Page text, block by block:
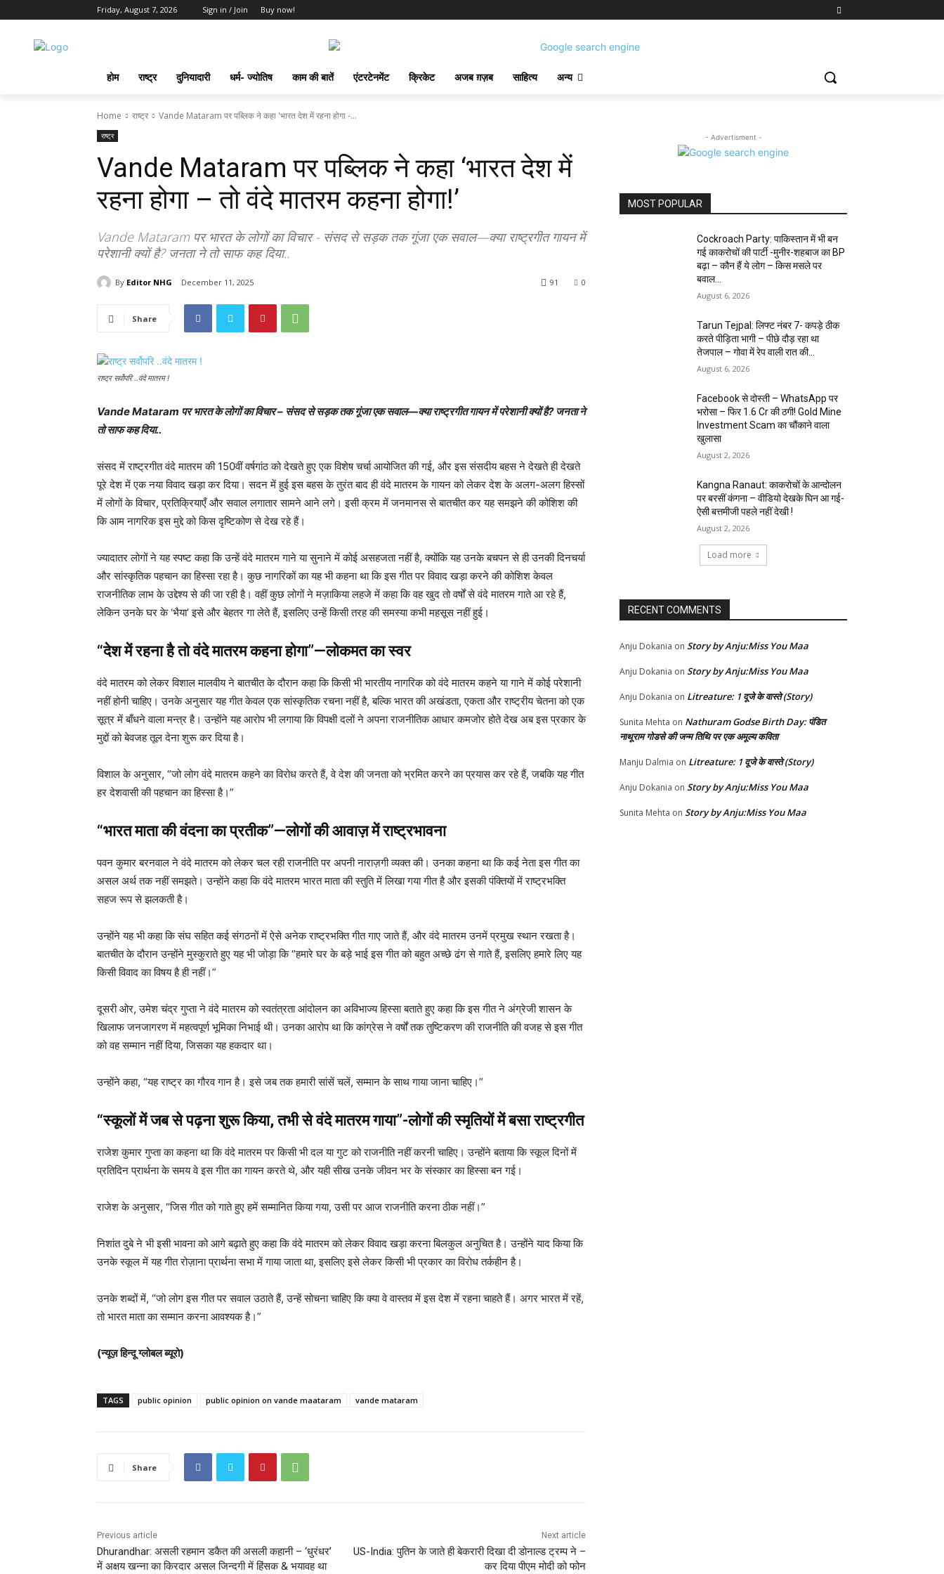
Friday, August 7, 2026 Sign in / Join Buy now!
होम राष्ट्र दुनियादारी धर्म- ज्योतिष काम की बातें एंटरटेनमेंट क्रिकेट अजब ग़ज़ब साहित्य अन्य
Home राष्ट्र Vande Mataram पर पब्लिक ने कहा 'भारत देश में रहना होगा -...
राष्ट्र
Vande Mataram पर पब्लिक ने कहा ‘भारत देश में
रहना होगा – तो वंदे मातरम कहना होगा!’
Vande Mataram पर भारत के लोगों का विचार - संसद से सड़क तक गूंजा एक सवाल—क्या राष्ट्रगीत गायन में
परेशानी क्यों है? जनता ने तो साफ कह दिया..
By Editor NHG December 11, 2025 0
91
Share
राष्ट्र सर्वोपरि ..वंदे मातरम !
Vande Mataram पर भारत के लोगों का विचार – संसद से सड़क तक गूंजा एक सवाल—क्या राष्ट्रगीत गायन में परेशानी क्यों है? जनता ने
तो साफ कह दिया..
संसद में राष्ट्रगीत वंदे मातरम की 150वीं वर्षगांठ को देखते हुए एक विशेष चर्चा आयोजित की गई, और इस संसदीय बहस ने देखते ही देखते
पूरे देश में एक नया विवाद खड़ा कर दिया। सदन में हुई इस बहस के तुरंत बाद ही वंदे मातरम के गायन को लेकर देश के अलग-अलग हिस्सों
में लोगों के विचार, प्रतिक्रियाएँ और सवाल लगातार सामने आने लगे। इसी क्रम में जनमानस से बातचीत कर यह समझने की कोशिश की
कि आम नागरिक इस मुद्दे को किस दृष्टिकोण से देख रहे हैं।
ज्यादातर लोगों ने यह स्पष्ट कहा कि उन्हें वंदे मातरम गाने या सुनाने में कोई असहजता नहीं है, क्योंकि यह उनके बचपन से ही उनकी दिनचर्या
और सांस्कृतिक पहचान का हिस्सा रहा है। कुछ नागरिकों का यह भी कहना था कि इस गीत पर विवाद खड़ा करने की कोशिश केवल
राजनीतिक लाभ के उद्देश्य से की जा रही है। वहीं कुछ लोगों ने मज़ाकिया लहजे में कहा कि वह खुद तो वर्षों से वंदे मातरम गाते आ रहे हैं,
लेकिन उनके घर के ‘भैया’ इसे और बेहतर गा लेते हैं, इसलिए उन्हें किसी तरह की समस्या कभी महसूस नहीं हुई।
“देश में रहना है तो वंदे मातरम कहना होगा”—लोकमत का स्वर
वंदे मातरम को लेकर विशाल मालवीय ने बातचीत के दौरान कहा कि किसी भी भारतीय नागरिक को वंदे मातरम कहने या गाने में कोई परेशानी
नहीं होनी चाहिए। उनके अनुसार यह गीत केवल एक सांस्कृतिक रचना नहीं है, बल्कि भारत की अखंडता, एकता और राष्ट्रीय चेतना को एक
सूत्र में बाँधने वाला मन्त्र है। उन्होंने यह आरोप भी लगाया कि विपक्षी दलों ने अपना राजनीतिक आधार कमजोर होते देख अब इस प्रकार के
मुद्दों को बेवजह तूल देना शुरू कर दिया है।
विशाल के अनुसार, “जो लोग वंदे मातरम कहने का विरोध करते हैं, वे देश की जनता को भ्रमित करने का प्रयास कर रहे हैं, जबकि यह गीत
हर देशवासी की पहचान का हिस्सा है।”
“भारत माता की वंदना का प्रतीक”—लोगों की आवाज़ में राष्ट्रभावना
पवन कुमार बरनवाल ने वंदे मातरम को लेकर चल रही राजनीति पर अपनी नाराज़गी व्यक्त की। उनका कहना था कि कई नेता इस गीत का
असल अर्थ तक नहीं समझते। उन्होंने कहा कि वंदे मातरम भारत माता की स्तुति में लिखा गया गीत है और इसकी पंक्तियों में राष्ट्रभक्ति
सहज रूप से झलकती है।
उन्होंने यह भी कहा कि संघ सहित कई संगठनों में ऐसे अनेक राष्ट्रभक्ति गीत गाए जाते हैं, और वंदे मातरम उनमें प्रमुख स्थान रखता है।
बातचीत के दौरान उन्होंने मुस्कुराते हुए यह भी जोड़ा कि “हमारे घर के बड़े भाई इस गीत को बहुत अच्छे ढंग से गाते हैं, इसलिए हमारे लिए यह
किसी विवाद का विषय है ही नहीं।”
दूसरी ओर, उमेश चंद्र गुप्ता ने वंदे मातरम को स्वतंत्रता आंदोलन का अविभाज्य हिस्सा बताते हुए कहा कि इस गीत ने अंग्रेजी शासन के
खिलाफ जनजागरण में महत्वपूर्ण भूमिका निभाई थी। उनका आरोप था कि कांग्रेस ने वर्षों तक तुष्टिकरण की राजनीति की वजह से इस गीत
को वह सम्मान नहीं दिया, जिसका यह हकदार था।
उन्होंने कहा, “यह राष्ट्र का गौरव गान है। इसे जब तक हमारी सांसें चलें, सम्मान के साथ गाया जाना चाहिए।”
“स्कूलों में जब से पढ़ना शुरू किया, तभी से वंदे मातरम गाया”-लोगों की स्मृतियों में बसा राष्ट्रगीत
राजेश कुमार गुप्ता का कहना था कि वंदे मातरम पर किसी भी दल या गुट को राजनीति नहीं करनी चाहिए। उन्होंने बताया कि स्कूल दिनों में
प्रतिदिन प्रार्थना के समय वे इस गीत का गायन करते थे, और यही सीख उनके जीवन भर के संस्कार का हिस्सा बन गई।
राजेश के अनुसार, “जिस गीत को गाते हुए हमें सम्मानित किया गया, उसी पर आज राजनीति करना ठीक नहीं।”
निशांत दुबे ने भी इसी भावना को आगे बढ़ाते हुए कहा कि वंदे मातरम को लेकर विवाद खड़ा करना बिलकुल अनुचित है। उन्होंने याद किया कि
उनके स्कूल में यह गीत रोज़ाना प्रार्थना सभा में गाया जाता था, इसलिए इसे लेकर किसी भी प्रकार का विरोध तर्कहीन है।
उनके शब्दों में, “जो लोग इस गीत पर सवाल उठाते हैं, उन्हें सोचना चाहिए कि क्या वे वास्तव में इस देश में रहना चाहते हैं। अगर भारत में रहें,
तो भारत माता का सम्मान करना आवश्यक है।”
(न्यूज़ हिन्दू ग्लोबल ब्यूरो)
TAGS public opinion public opinion on vande maataram vande mataram
Share
Previous article
Dhurandhar: असली रहमान डकैत की असली कहानी – ‘धुरंधर’
में अक्षय खन्ना का किरदार असल जिन्दगी में हिंसक & भयावह था
Next article
US-India: पुतिन के जाते ही बेकरारी दिखा दी डोनाल्ड ट्रम्प ने –
कर दिया पीएम मोदी को फोन
- Advertisment -
MOST POPULAR
Cockroach Party: पाकिस्तान में भी बन
गई काकरोचों की पार्टी -मुनीर-शहबाज का BP
बढ़ा – कौन हैं ये लोग – किस मसले पर
बवाल...
August 6, 2026
Tarun Tejpal: लिफ्ट नंबर 7- कपड़े ठीक
करते पीड़िता भागी – पीछे दौड़ रहा था
तेजपाल – गोवा में रेप वाली रात की...
August 6, 2026
Facebook से दोस्ती – WhatsApp पर
भरोसा – फिर 1.6 Cr की ठगी! Gold Mine
Investment Scam का चौंकाने वाला
खुलासा
August 2, 2026
Kangna Ranaut: काकरोचों के आन्दोलन
पर बरसीं कंगना – वीडियो देखके घिन आ गई-
ऐसी बत्तमीजी पहले नहीं देखी !
August 2, 2026
Load more
RECENT COMMENTS
Anju Dokania on Story by Anju:Miss You Maa
Anju Dokania on Story by Anju:Miss You Maa
Anju Dokania on Litreature: 1 दूजे के वास्ते (Story)
Sunita Mehta on Nathuram Godse Birth Day: पंडित
नाथूराम गोडसे की जन्म तिथि पर एक अमूल्य कविता
Manju Dalmia on Litreature: 1 दूजे के वास्ते (Story)
Anju Dokania on Story by Anju:Miss You Maa
Sunita Mehta on Story by Anju:Miss You Maa